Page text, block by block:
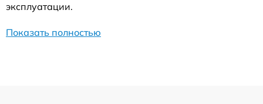
эксплуатации.
Показать полностью